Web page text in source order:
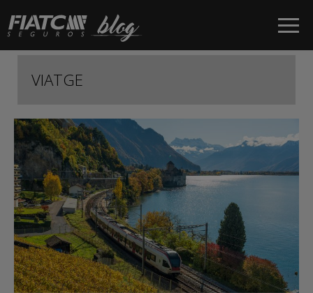
Salta al contingut principal
VIATGE